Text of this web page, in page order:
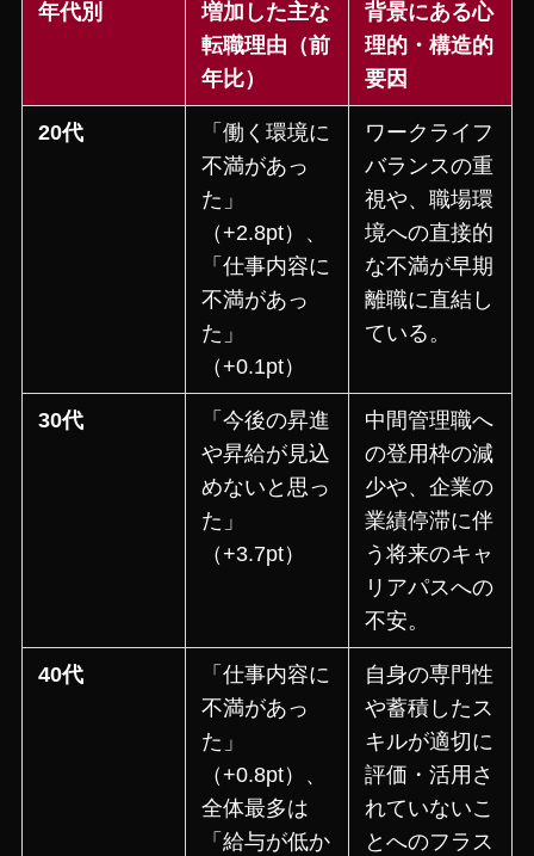
年代別
増加した主な
転職理由（前
年比）
背景にある心
理的・構造的
要因
20代
「働く環境に
不満があっ
た」
（+2.8pt）、
「仕事内容に
不満があっ
た」
（+0.1pt）
ワークライフ
バランスの重
視や、職場環
境への直接的
な不満が早期
離職に直結し
ている。
30代
「今後の昇進
や昇給が見込
めないと思っ
た」
（+3.7pt）
中間管理職へ
の登用枠の減
少や、企業の
業績停滞に伴
う将来のキャ
リアパスへの
不安。
40代
「仕事内容に
不満があっ
た」
（+0.8pt）、
全体最多は
「給与が低か
自身の専門性
や蓄積したス
キルが適切に
評価・活用さ
れていないこ
とへのフラス